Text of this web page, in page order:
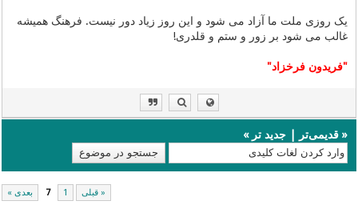
یک روزی ملت ما آزاد می شود و این روز زیاد دور نیست. فرهنگ همیشه
غالب می شود بر زور و ستم و قلدری!
"فریدون فرخزاد"
«قدیمی‌تر |جدید تر »
« قبلی 1
7 بعدی »